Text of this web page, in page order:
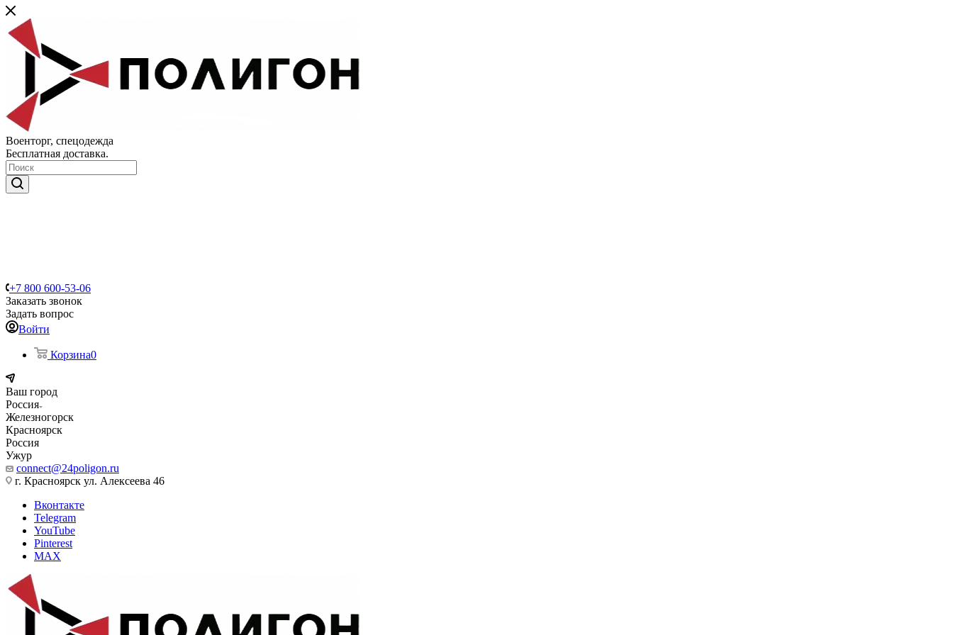
Военторг, спецодежда
Бесплатная доставка.
+7 800 600-53-06
Заказать звонок
Задать вопрос
Войти
Корзина0
Ваш город
Россия
Железногорск
Красноярск
Россия
Ужур
connect@24poligon.ru
г. Красноярск ул. Алексеева 46
Вконтакте
Telegram
YouTube
Pinterest
MAX